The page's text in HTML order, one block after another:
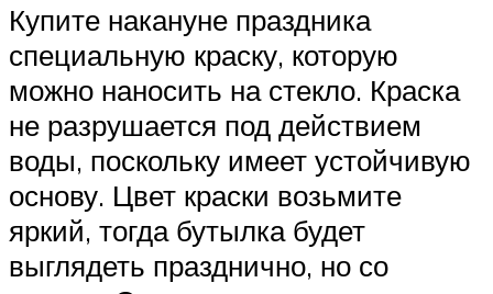
Купите накануне праздника
специальную краску, которую
можно наносить на стекло. Краска
не разрушается под действием
воды, поскольку имеет устойчивую
основу. Цвет краски возьмите
яркий, тогда бутылка будет
выглядеть празднично, но со